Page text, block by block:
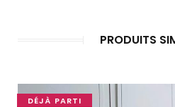
PRODUITS
DÉJÀ PARTI